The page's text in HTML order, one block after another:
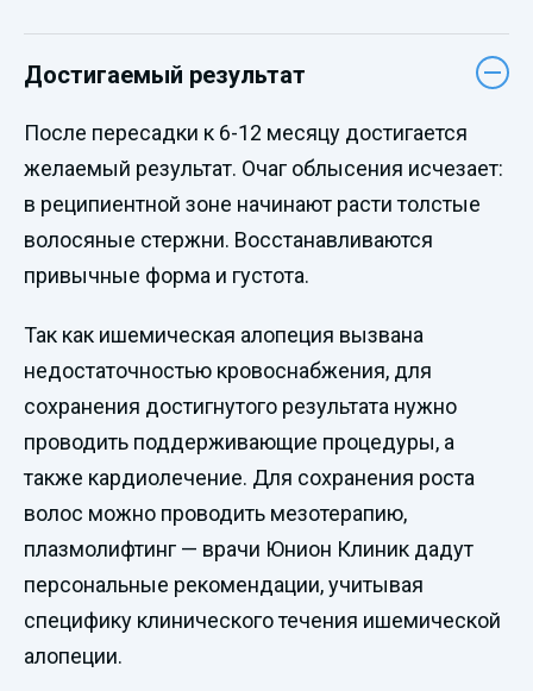
Достигаемый результат
После пересадки к 6-12 месяцу достигается
желаемый результат. Очаг облысения исчезает:
в реципиентной зоне начинают расти толстые
волосяные стержни. Восстанавливаются
привычные форма и густота.
Так как ишемическая алопеция вызвана
недостаточностью кровоснабжения, для
сохранения достигнутого результата нужно
проводить поддерживающие процедуры, а
также кардиолечение. Для сохранения роста
волос можно проводить мезотерапию,
плазмолифтинг — врачи Юнион Клиник дадут
персональные рекомендации, учитывая
специфику клинического течения ишемической
алопеции.